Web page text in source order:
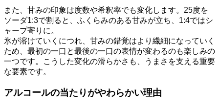
また、甘みの印象は度数や希釈率でも変化します。25度を
ソーダ1:3で割ると、ふくらみのある甘みが立ち、1:4ではシ
ャープ寄りに。
氷が溶けていくにつれ、甘みの錯覚はより繊細になっていく
ため、最初の一口と最後の一口の表情が変わるのも楽しみの
一つです。こうした変化の滑らかさも、うまさを支える重要
な要素です。
アルコールの当たりがやわらかい理由